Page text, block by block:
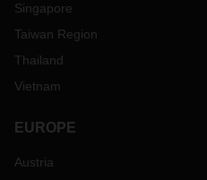
Singapore
Taiwan Region
Thailand
Vietnam
EUROPE
Austria